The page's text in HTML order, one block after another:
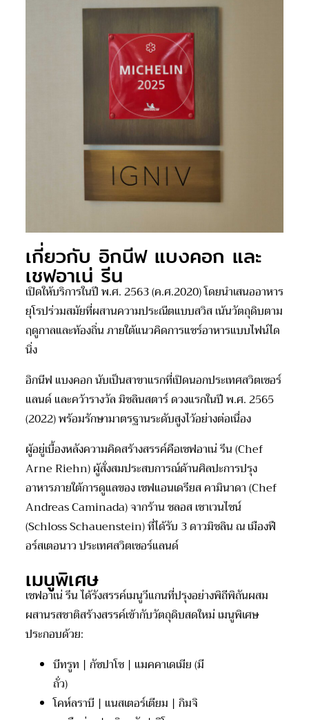
เกี่ยวกับ อิกนีฟ แบงคอก และ
เชฟอาเน่ รีน
เปิดให้บริการในปี พ.ศ. 2563 (ค.ศ.2020) โดยนำเสนออาหาร
ยุโรปร่วมสมัยที่ผสานความประณีตแบบสวิส เน้นวัตถุดิบตาม
ฤดูกาลและท้องถิ่น ภายใต้แนวคิดการแชร์อาหารแบบไฟน์ได
นิ่ง
อิกนีฟ แบงคอก นับเป็นสาขาแรกที่เปิดนอกประเทศสวิตเซอร์
แลนด์ และคว้ารางวัล มิชลินสตาร์ ดวงแรกในปี พ.ศ. 2565
(2022) พร้อมรักษามาตรฐานระดับสูงไว้อย่างต่อเนื่อง
ผู้อยู่เบื้องหลังความคิดสร้างสรรค์คือเชฟอาเน่ รีน (Chef
Arne Riehn) ผู้สั่งสมประสบการณ์ด้านศิลปะการปรุง
อาหารภายใต้การดูแลของ เชฟแอนเดรียส คามินาดา (Chef
Andreas Caminada) จากร้าน ชลอส เชาเวนไชน์
(Schloss Schauenstein) ที่ได้รับ 3 ดาวมิชลิน ณ เมืองฟื
อร์สเตอนาว ประเทศสวิตเซอร์แลนด์
เมนูพิเศษ
เชฟอาเน่ รีน ได้รังสรรค์เมนูวีแกนที่ปรุงอย่างพิถีพิถันผสม
ผสานรสชาติสร้างสรรค์เข้ากับวัตถุดิบสดใหม่ เมนูพิเศษ
ประกอบด้วย:
บีทรูท | กัซปาโช | แมคคาเดเมีย (มี
ถั่ว)
โคห์ลราบี | แนสเตอร์เตียม | กิมจิ